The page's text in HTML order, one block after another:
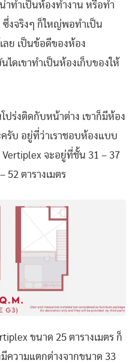
าทำเป็นห้องทำงาน หรือทำ
ซึ่งจริงๆ ก็ใหญ่พอทำเป็น
ลย เป็นข้อดีของห้อง
ดเขาทำเป็นห้องเก็บของให้
ปร่งติดกับหน้าต่าง เขาก็มีห้อง
รับ อยู่ที่ว่าเราชอบห้องแบบ
Vertiplex จะอยู่ที่ชั้น 31 – 37
52 ตารางเมตร
ขนาด 25 ตารางเมตร ก็
ความแตกต่างจากขนาด 33